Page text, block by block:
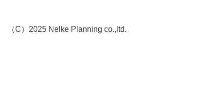
（C）2025 Nelke Planning co.,ltd.